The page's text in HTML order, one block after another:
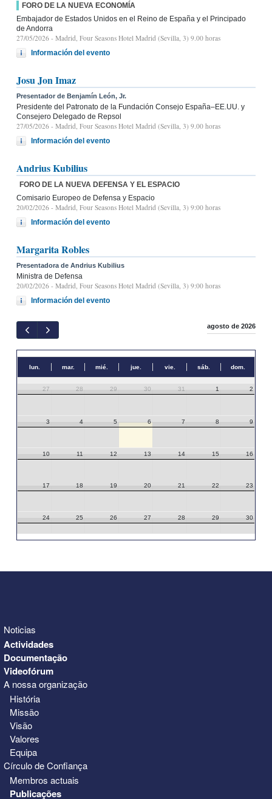
FORO DE LA NUEVA ECONOMÍA
Embajador de Estados Unidos en el Reino de España y el Principado
de Andorra
27/05/2026 - Madrid, Four Seasons Hotel Madrid (Sevilla, 3) 9.00 horas
Información del evento
Josu Jon Imaz
Presentador de Benjamín León, Jr.
Presidente del Patronato de la Fundación Consejo España–EE.UU. y
Consejero Delegado de Repsol
27/05/2026 - Madrid, Four Seasons Hotel Madrid (Sevilla, 3) 9.00 horas
Información del evento
Andrius Kubilius
FORO DE LA NUEVA DEFENSA Y EL ESPACIO
Comisario Europeo de Defensa y Espacio
20/02/2026 - Madrid, Four Seasons Hotel Madrid (Sevilla, 3) 9:00 horas
Información del evento
Margarita Robles
Presentadora de Andrius Kubilius
Ministra de Defensa
20/02/2026 - Madrid, Four Seasons Hotel Madrid (Sevilla, 3) 9:00 horas
Información del evento
agosto de 2026
lun. mar. mié. jue. vie. sáb. dom.
27 28 29 30 31 1 2
3 4 5 6 7 8 9
10 11 12 13 14 15 16
17 18 19 20 21 22 23
24 25 26 27 28 29 30
Noticias
Actividades
Documentação
Videofórum
A nossa organização
História
Missão
Visão
Valores
Equipa
Círculo de Confiança
Membros actuais
Publicações